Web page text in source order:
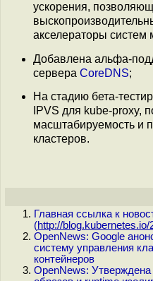
ускорения,
акселераторы систем
Добавлена альфа-
сервера CoreDNS;
На стадию бета-
IPVS для kube-proxy,
масштабируемость и
кластеров.
Главная ссылка к
(http://blog.kubernetes.io/
OpenNews: Google
систему управления
контейнеров
OpenNews: